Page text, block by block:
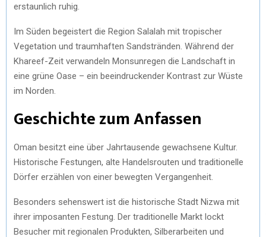
erstaunlich ruhig.
Im Süden begeistert die Region Salalah mit tropischer
Vegetation und traumhaften Sandstränden. Während der
Khareef-Zeit verwandeln Monsunregen die Landschaft in
eine grüne Oase – ein beeindruckender Kontrast zur Wüste
im Norden.
Geschichte zum Anfassen
Oman besitzt eine über Jahrtausende gewachsene Kultur.
Historische Festungen, alte Handelsrouten und traditionelle
Dörfer erzählen von einer bewegten Vergangenheit.
Besonders sehenswert ist die historische Stadt Nizwa mit
ihrer imposanten Festung. Der traditionelle Markt lockt
Besucher mit regionalen Produkten, Silberarbeiten und